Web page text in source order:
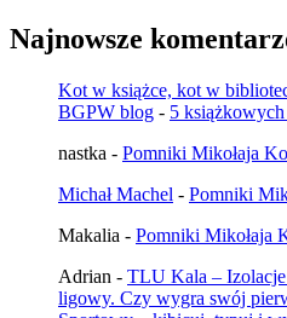
Najnowsze
Kot w książce, kot w
BGPW blog - 5
nastka - Pomniki Mikołaja
Michał Machel - Pomniki
Makalia - Pomniki Mikołaja
Adrian - TLU Kala – Izolacje
ligowy. Czy wygra swój